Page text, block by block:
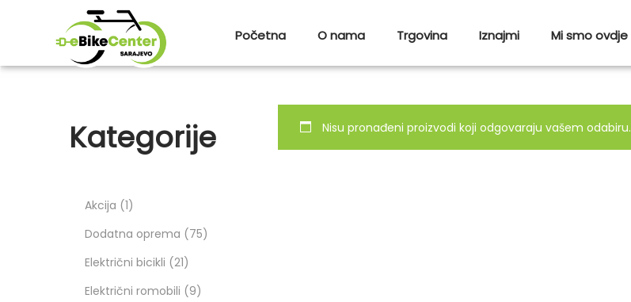
Početna O nama Trgovina Iznajmi Mi smo ovdje
Nisu pronađeni proizvodi koji odgovaraju vašem odabiru.
Kategorije
Akcija 1
Dodatna oprema
75
Električni bicikli 21
Električni romobili
9